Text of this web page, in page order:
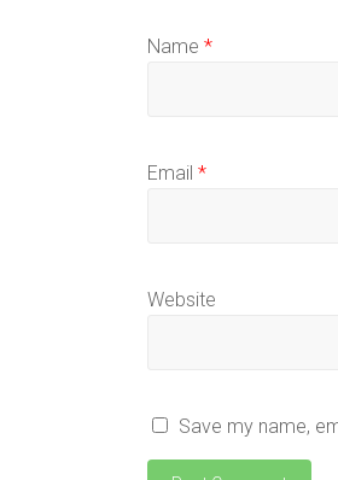
Name *
Email *
Website
Save my name,